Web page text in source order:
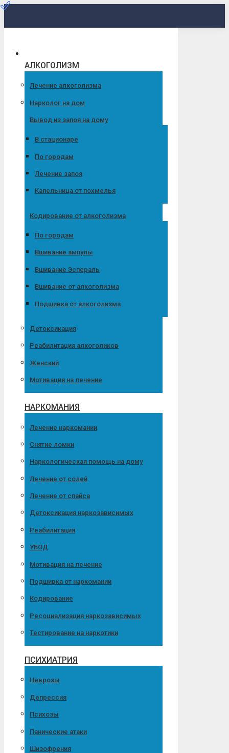
Перейти
АЛКОГОЛИЗМ
Лечение алкоголизма
Нарколог на дом
Вывод из запоя на дому
В стационаре
По городам
Лечение запоя
Капельница от похмелья
Кодирование от алкоголизма
По городам
Вшивание ампулы
Вшивание Эспераль
Вшивание от алкоголизма
Подшивка от алкоголизма
Детоксикация
Реабилитация алкоголиков
Женский
Мотивация на лечение
НАРКОМАНИЯ
Лечение наркомании
Снятие ломки
Наркологическая помощь на дому
Лечение от солей
Лечение от спайса
Детоксикация наркозависимых
Реабилитация
УБОД
Мотивация на лечение
Подшивка от наркомании
Кодирование
Ресоциализация наркозависимых
Тестирование на наркотики
ПСИХИАТРИЯ
Неврозы
Депрессия
Психозы
Панические атаки
Шизофрения